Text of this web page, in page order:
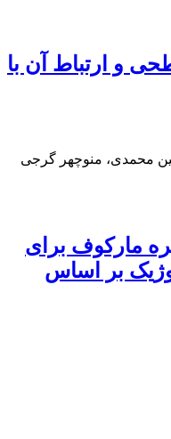
و ارتباط آن با
محمدی، منوچهر گرجی
مارکوف برای
بر اساس